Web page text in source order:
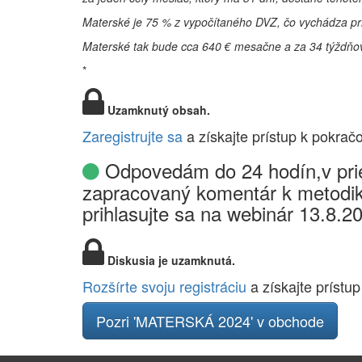
Materské je 75 % z vypočítaného DVZ, čo vychádza
Materské tak bude cca 640 € mesačne a za 34
*
Uzamknutý obsah.
Zaregistrujte saa získajte prístup k
Odpovedám do 24 hodín,v
zapracovaný komentár k
prihlasujte sa na webinár
Diskusia je uzamknutá.
Rozšírte svoju registráciu a získajte
Pozri 'MATERSKÁ 2024' v obchode